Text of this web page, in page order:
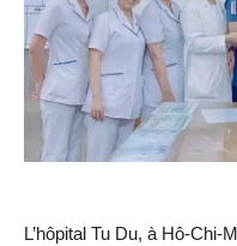
L’hôpital Tu Du, à Hô-Chi-